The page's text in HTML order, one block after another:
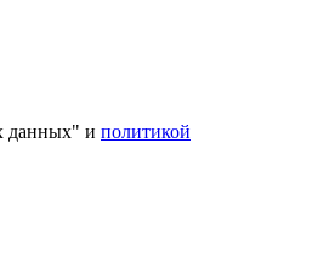
данных" и политикой